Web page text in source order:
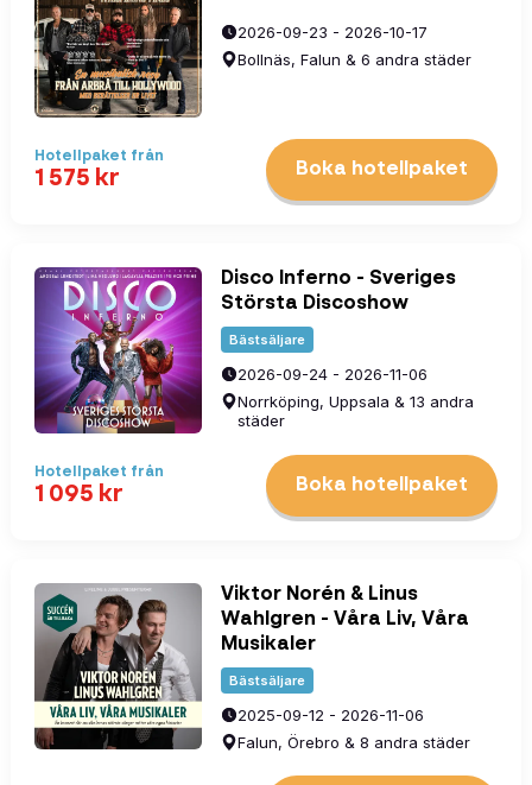
2026-09-23 - 2026-10-17
Bollnäs, Falun & 6 andra städer
Hotellpaket från
1 575 kr Boka hotellpaket
Disco Inferno - Sveriges
Största Discoshow
Bästsäljare
2026-09-24 - 2026-11-06
Norrköping, Uppsala & 13 andra
städer
Hotellpaket från
1 095 kr Boka hotellpaket
Viktor Norén & Linus
Wahlgren - Våra Liv, Våra
Musikaler
Bästsäljare
2025-09-12 - 2026-11-06
Falun, Örebro & 8 andra städer